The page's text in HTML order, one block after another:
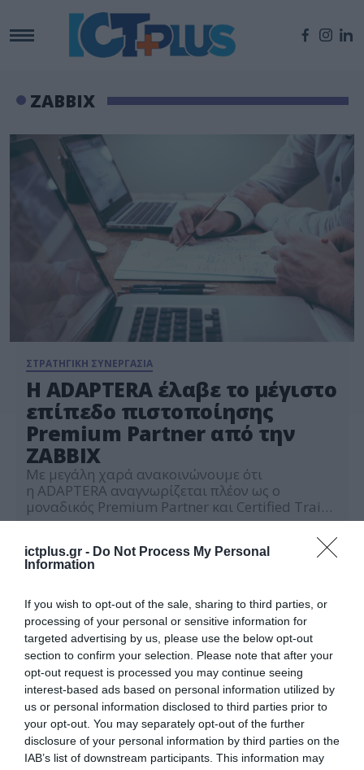
ictplus.gr - Do Not Process My Personal
Information
If you wish to opt-out of the sale, sharing to third parties, or
processing of your personal or sensitive information for
targeted advertising by us, please use the below opt-out
section to confirm your selection. Please note that after your
opt-out request is processed you may continue seeing
interest-based ads based on personal information utilized by
us or personal information disclosed to third parties prior to
your opt-out. You may separately opt-out of the further
disclosure of your personal information by third parties on the
IAB’s list of downstream participants. This information may
ZΑΒΒΙΧ
ΣΤΡΑΤΗΓΙΚΗ ΣΥΝΕΡΓΑΣΙΑ
Η ADAPTERA έλαβε το μέγιστο
επίπεδο πιστοποίησης
Premium Partner από την
ZΑΒΒΙΧ
Με μεγάλη χαρά ανακοινώνουμε ότι
η ADAPTERA αναγνωρίζεται πλέον ως ο
μοναδικός Premium Partner και Certified Trainer
ελληνική αγορά. Η σημαντική αυτή διάκριση
συστηματικής επένδυσης της ADAPTERA στη
συνεργασία της με τη ZABBIX, επιβεβαιώνοντας
έχουμε αναπτύξει μέσα από πλήθος
επιτυχημένων υλοποιήσεων. Με περισσότερους
από 10 πιστοποιημένους
μηχανικούς ZABBIX και ενεργά έργα σε
οργανισμούς κάθε μεγέθους […]